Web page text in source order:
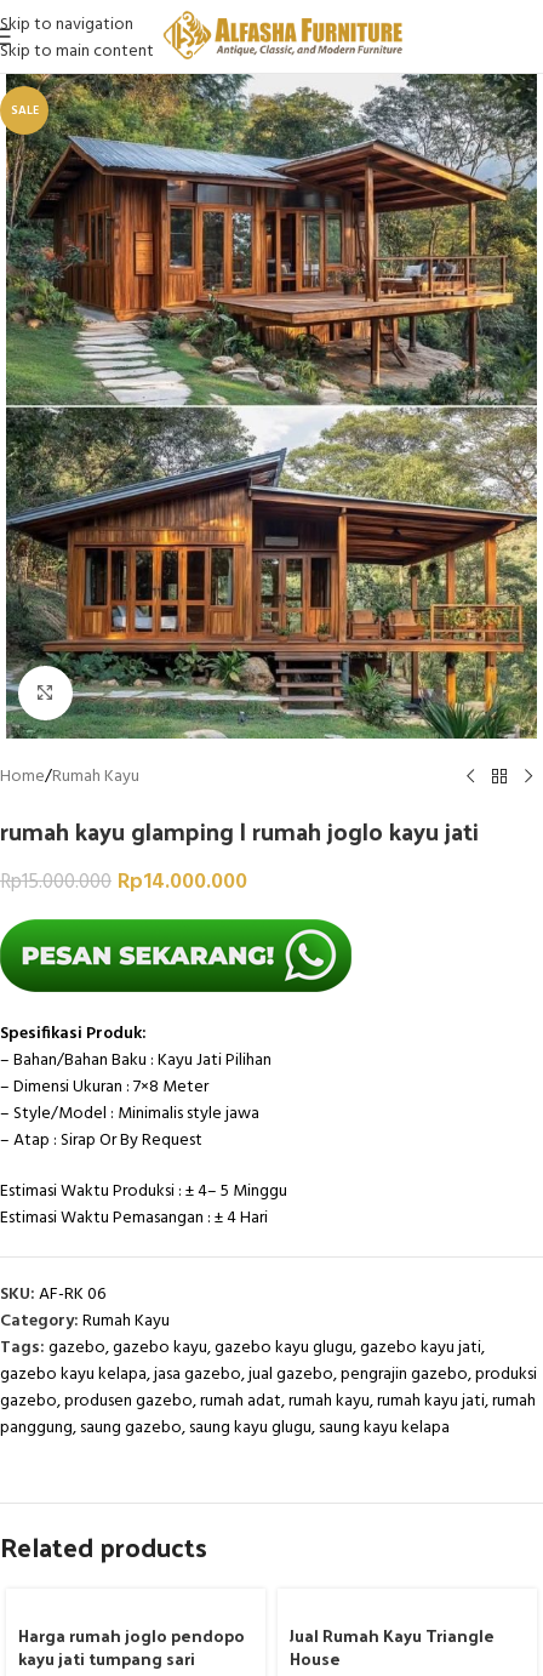
Skip to navigation
Skip to main content
SALE
Click to enlarge
Home/Rumah Kayu
rumah kayu glamping | rumah joglo kayu jati
Rp15.000.000 Rp14.000.000
Spesifikasi Produk:
– Bahan/Bahan Baku : Kayu Jati Pilihan
– Dimensi Ukuran : 7×8 Meter
– Style/Model : Minimalis style jawa
– Atap : Sirap Or By Request
Estimasi Waktu Produksi : ± 4– 5 Minggu
Estimasi Waktu Pemasangan : ± 4 Hari
SKU:AF-RK 06
Category:Rumah Kayu
Tags:gazebo,gazebo kayu,gazebo kayu glugu,gazebo kayu jati,
gazebo kayu kelapa,jasa gazebo,jual gazebo,pengrajin gazebo,produksi
gazebo,produsen gazebo,rumah adat,rumah kayu,rumah kayu jati,rumah
panggung,saung gazebo,saung kayu glugu,saung kayu kelapa
Related products
Harga rumah joglo pendopo
kayu jati tumpang sari
Jual Rumah Kayu Triangle
House